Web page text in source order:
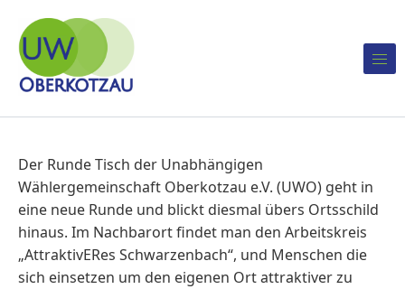
Skip to content
UW Oberkotzau
Der Runde Tisch der Unabhängigen
Wählergemeinschaft Oberkotzau e.V. (UWO) geht in
eine neue Runde und blickt diesmal übers Ortsschild
hinaus. Im Nachbarort findet man den Arbeitskreis
„AttraktivERes Schwarzenbach“, und Menschen die
sich einsetzen um den eigenen Ort attraktiver zu